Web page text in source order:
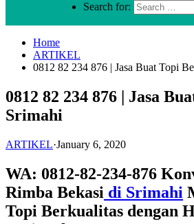
Search for:
Home
ARTIKEL
0812 82 234 876 | Jasa Buat Topi
0812 82 234 876 | Jasa
Srimahi
ARTIKEL·January 6, 2020
WA: 0812-82-234-876
Rimba Bekasi di Srimahi
Topi Berkualitas dengan